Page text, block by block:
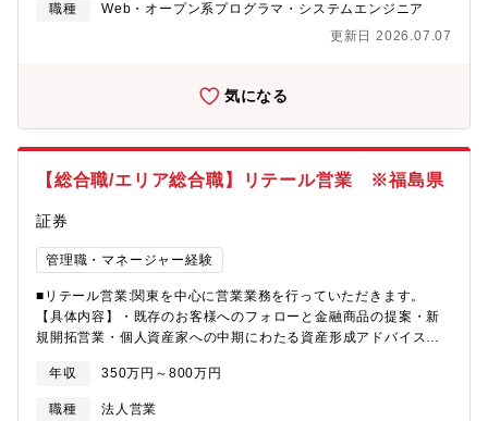
会が用意されています。また、英語は必須ではありませんが、業
務内で英語を使用する機会があり、英語力を伸ばしたい方にも適
サポート、アプリケーション開発、システム変更などの業務に従
事しています。野村グループは、充実した福利厚生、トレーニン
を重視しています。野村ホールディングスIT戦略部は、野村グル
運営を確立するための活動を行っています。また、野村グループ
術を起点としたデジタル化を促進し、人＋AIによる新しいオペレ
ールディングスのIT戦略部デジタル企画推進課では、生成AIの利
活用を推進するAI CoE（Center of Excellence）、Technology
Initiative Group、及びData Science Initiativeなど、先進的なテ
クノロジーを利活用し、ビジネス部門とのパートナーシップを通
じて、様々なAI/DXサービスをビジネス部門と共同開発していま
す。本ポジションでは、IT戦略部デジタル企画推進課の一員とし
スのPOC、開発などを推進する人材を募集します。
職種
Web・オープン系プログラマ・システムエンジニア
更新日 2026.07.07
気になる
【総合職/エリア総合職】リテール営業 ※福島県
証券
管理職・マネージャー経験
■リテール営業:関東を中心に営業業務を行っていただきます。
【具体内容】・既存のお客様へのフォローと金融商品の提案・新
規開拓営業・個人資産家への中期にわたる資産形成アドバイス※
年収
350万円～800万円
職種
法人営業